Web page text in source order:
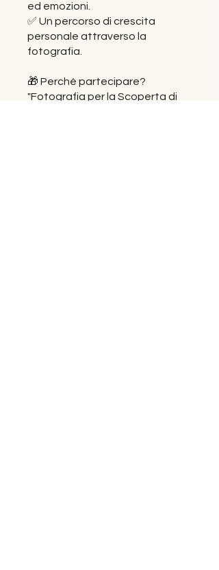
ed emozioni.
✅ Un percorso di crescita
personale attraverso la
fotografia.
🎁 Perché partecipare?
"Fotografia per la Scoperta di